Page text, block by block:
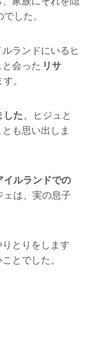
でした。
ランドにいるヒ
会った リサ
。
した 。ヒジュと
も思い出しま
イルランドでの
ェは、実の息子
とりをします
とでした。